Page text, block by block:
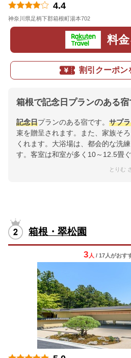
4.4
神奈川県足柄下郡箱根町湯本702
料
割引クーポン
箱根で記念日プランのある宿
記念日プランのある宿です。 サプ
束を贈呈されます。また、家族そ
くれます。大浴場は、都会的な洗
す。客室は和室が多く10～12.5畳ぐ
とりむ
箱根・翠松園
3 人 / 17人がおす